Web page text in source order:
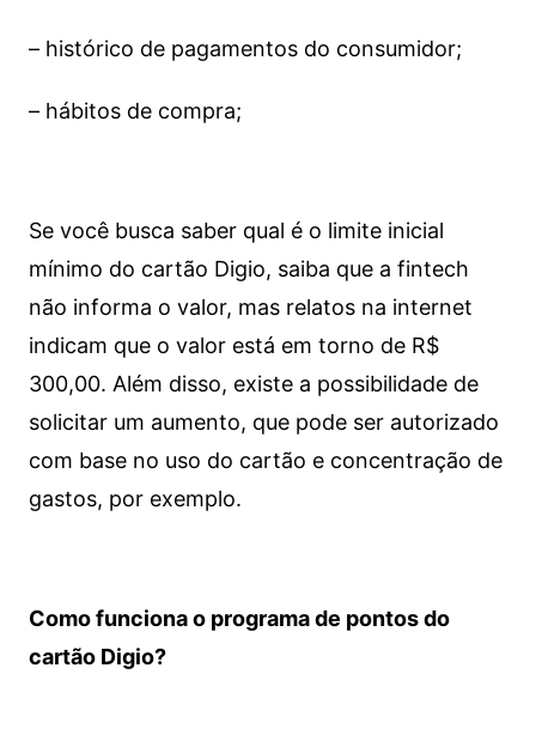
– histórico de pagamentos do consumidor;
– hábitos de compra;
Se você busca saber qual é o limite inicial
mínimo do cartão Digio, saiba que a fintech
não informa o valor, mas relatos na internet
indicam que o valor está em torno de R$
300,00. Além disso, existe a possibilidade de
solicitar um aumento, que pode ser autorizado
com base no uso do cartão e concentração de
gastos, por exemplo.
Como funciona o programa de pontos do
cartão Digio?